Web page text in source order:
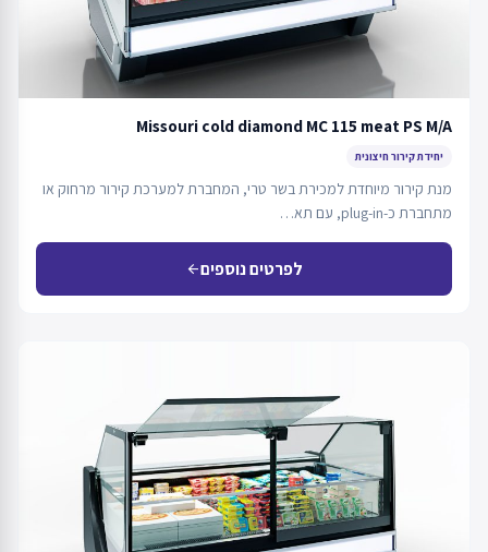
Missouri cold diamond MC 115 meat PS M/A
יחידת קירור חיצונית
מנת קירור מיוחדת למכירת בשר טרי, המחברת למערכת קירור מרחוק או
מתחברת כ-plug-in, עם תא…
לפרטים נוספיםarrow_back